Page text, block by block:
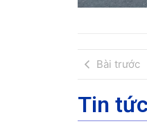
Bài trước
Tin